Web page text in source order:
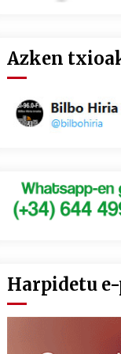
Azken
Harpidetu